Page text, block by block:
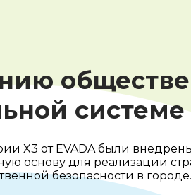
X3 от EVADA были
основу для реализации
безопасности в городе.